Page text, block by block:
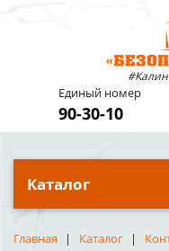
Единый номер
90-30-10
Каталог
Главная Каталог